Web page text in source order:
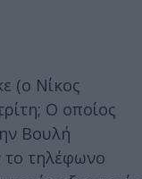
(ο Νίκος
Ο οποίος
Βουλή
το τηλέφωνο